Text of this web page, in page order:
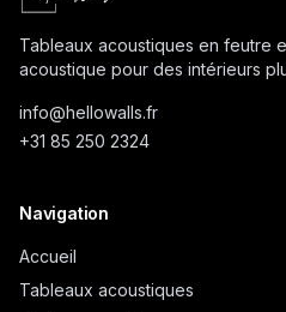
Tableaux acoustiques en feutre
acoustique pour des intérieurs
info@hellowalls.fr
+31 85 250 2324
Navigation
Accueil
Tableaux acoustiques